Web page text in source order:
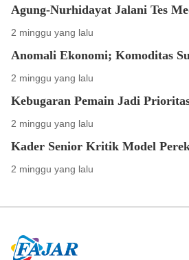
Agung-Nurhidayat Jalani Tes
2 minggu yang lalu
Anomali Ekonomi; Komoditas
2 minggu yang lalu
Kebugaran Pemain Jadi
2 minggu yang lalu
Kader Senior Kritik Model
2 minggu yang lalu